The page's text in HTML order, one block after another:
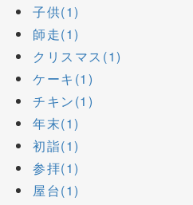
子供(1)
師走(1)
クリスマス(1)
ケーキ(1)
チキン(1)
年末(1)
初詣(1)
参拝(1)
屋台(1)